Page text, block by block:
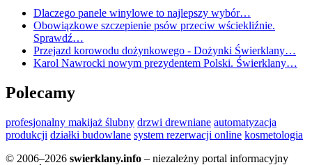
Dlaczego panele winylowe to najlepszy wybór…
Obowiązkowe szczepienie psów przeciw wściekliźnie.
Sprawdź…
Przejazd korowodu dożynkowego - Dożynki Świerklany…
Karol Nawrocki nowym prezydentem Polski. Świerklany…
Polecamy
profesjonalny makijaż ślubny drzwi drewniane automatyzacja
produkcji działki budowlane system rezerwacji online kosmetologia
© 2006–2026 swierklany.info – niezależny portal informacyjny